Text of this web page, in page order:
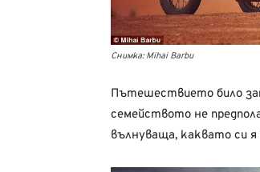
Снимка: Mihai Barbu
Пътешествието било
семейството не
вълнуваща, каквато си